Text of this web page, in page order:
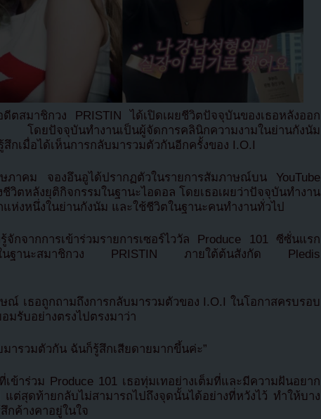
ตสมาชิกวง PRISTIN ได้เปิดเผยชีวิตปัจจุบันของเธอหลังออก
โดยปัจจุบันทำงานเป็นผู้จัดการคลินิกความงามในย่านกังนัม
กเมื่อได้เห็นการกลับมารวมตัวกันอีกครั้งของ I.O.I
าคม จองอึนอูได้ปรากฏตัวในรายการสัมภาษณ์บน YouTube
ชีวิตหลังยุติกิจกรรมในฐานะไอดอล โดยเธอเผยว่าปัจจุบันทำงาน
ห่งหนึ่งในย่านกังนัม และใช้ชีวิตในฐานะคนทำงานทั่วไป
จักจากการเข้าร่วมรายการเซอร์ไววัล Produce 101 ซีซั่นแรก
ต์ในฐานะสมาชิกวง PRISTIN ภายใต้ต้นสังกัด Pledis
ณ์ เธอถูกถามถึงการกลับมารวมตัวของ I.O.I ในโอกาสครบรอบ
มรับอย่างตรงไปตรงมาว่า
มารวมตัวกัน ฉันก็รู้สึกเสียดายมากขึ้นค่ะ”
เข้าร่วม Produce 101 เธอทุ่มเทอย่างเต็มที่และมีความฝันอยาก
แต่สุดท้ายกลับไม่สามารถไปถึงจุดนั้นได้อย่างที่หวังไว้ ทำให้บาง
กค้างคาอยู่ในใจ